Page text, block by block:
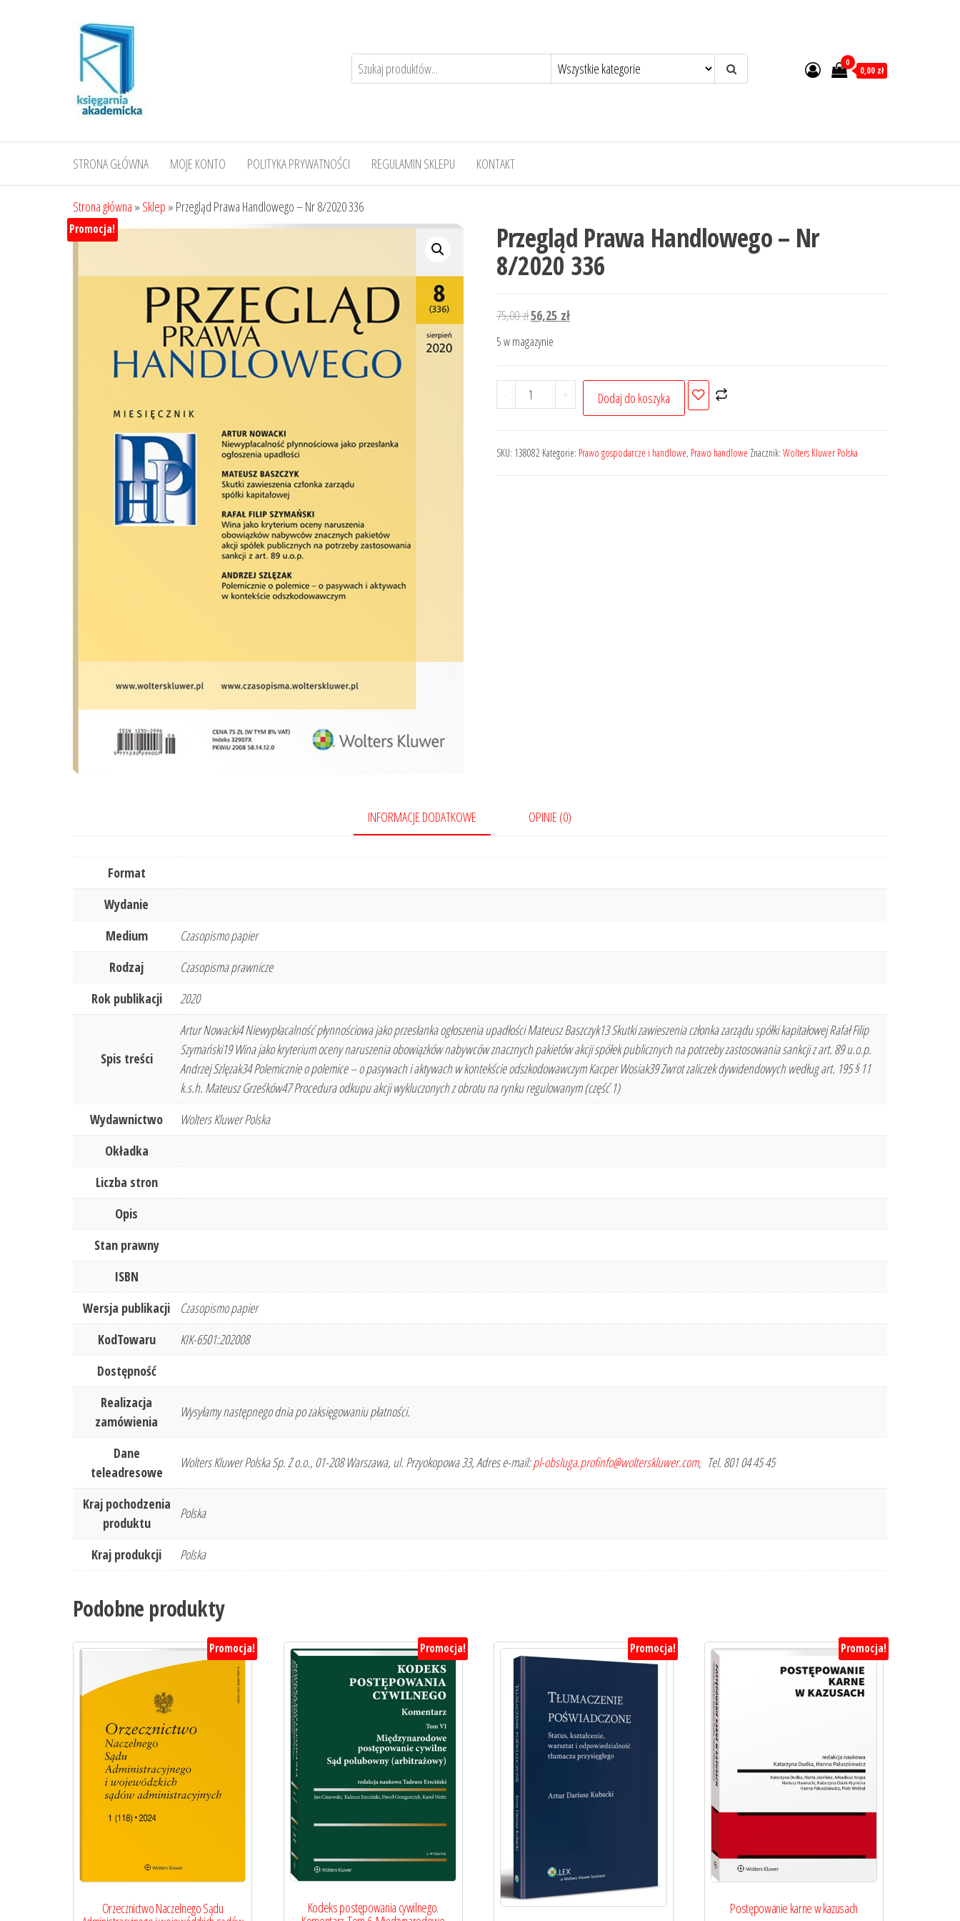
0
0,00 zł
STRONA GŁÓWNA MOJE KONTO POLITYKA PRYWATNOŚCI REGULAMIN SKLEPU KONTAKT
Strona główna » Sklep » Przegląd Prawa Handlowego – Nr 8/2020 336
Promocja! Przegląd Prawa Handlowego – Nr
8/2020 336
75,00złPierwotna
cena
wynosiła:
56,25 złAktualna
5 w magazynie
-
ilość
Przegląd
Handlowego
+ Dodaj do koszyka
SKU: 138082 Kategorie: Prawo gospodarcze i handlowe, Prawo handlowe Znacznik: Wolters Kluwer Polska
INFORMACJE DODATKOWE OPINIE (0)
Format
Wydanie
Medium
Czasopismo papier
Rodzaj
Czasopisma prawnicze
Rok publikacji
2020
Spis treści
Artur Nowacki4 Niewypłacalność płynnościowa jako przesłanka ogłoszenia upadłości Mateusz Baszczyk13 Skutki zawieszenia członka zarządu spółki kapitałowej Rafał Filip
Szymański19 Wina jako kryterium oceny naruszenia obowiązków nabywców znacznych pakietów akcji spółek publicznych na potrzeby zastosowania sankcji z art. 89 u.o.p.
Andrzej Szlęzak34 Polemicznie o polemice – o pasywach i aktywach w kontekście odszkodowawczym Kacper Wosiak39 Zwrot zaliczek dywidendowych według art. 195 § 11
k.s.h. Mateusz Grześków47 Procedura odkupu akcji wykluczonych z obrotu na rynku regulowanym (część 1)
Wydawnictwo
Wolters Kluwer Polska
Okładka
Liczba stron
Opis
Stan prawny
ISBN
Wersja publikacji
Czasopismo papier
KodTowaru
KIK-6501:202008
Dostępność
Realizacja
zamówienia
Wysyłamy następnego dnia po zaksięgowaniu płatności.
Dane
teleadresowe
Wolters Kluwer Polska Sp. Z o.o., 01-208 Warszawa, ul. Przyokopowa 33, Adres e-mail:pl-obsluga.profinfo@wolterskluwer.com, Tel. 801 04 45 45
Kraj pochodzenia
produktu
Polska
Kraj produkcji Polska
Podobne produkty
Promocja!
Orzecznictwo Naczelnego Sądu
Promocja!
Kodeks postępowania cywilnego.
Promocja! Promocja!
Postępowanie karne w kazusach